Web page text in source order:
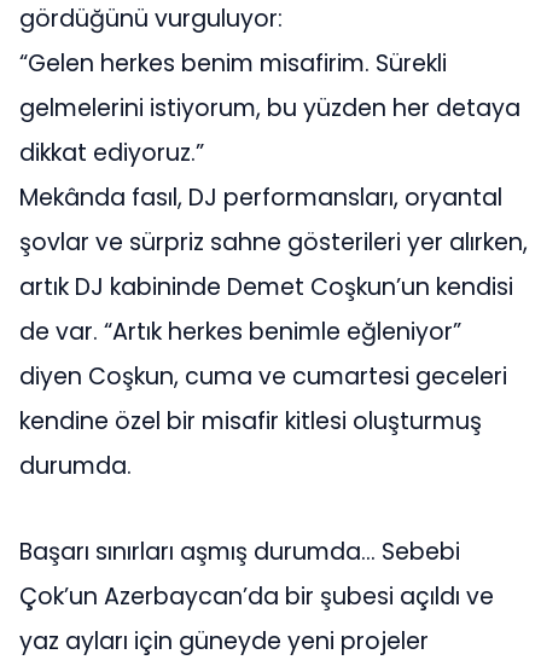
gördüğünü vurguluyor:
“Gelen herkes benim misafirim. Sürekli
gelmelerini istiyorum, bu yüzden her detaya
dikkat ediyoruz.”
Mekânda fasıl, DJ performansları, oryantal
şovlar ve sürpriz sahne gösterileri yer alırken,
artık DJ kabininde Demet Coşkun’un kendisi
de var. “Artık herkes benimle eğleniyor”
diyen Coşkun, cuma ve cumartesi geceleri
kendine özel bir misafir kitlesi oluşturmuş
durumda.
Başarı sınırları aşmış durumda… Sebebi
Çok’un Azerbaycan’da bir şubesi açıldı ve
yaz ayları için güneyde yeni projeler